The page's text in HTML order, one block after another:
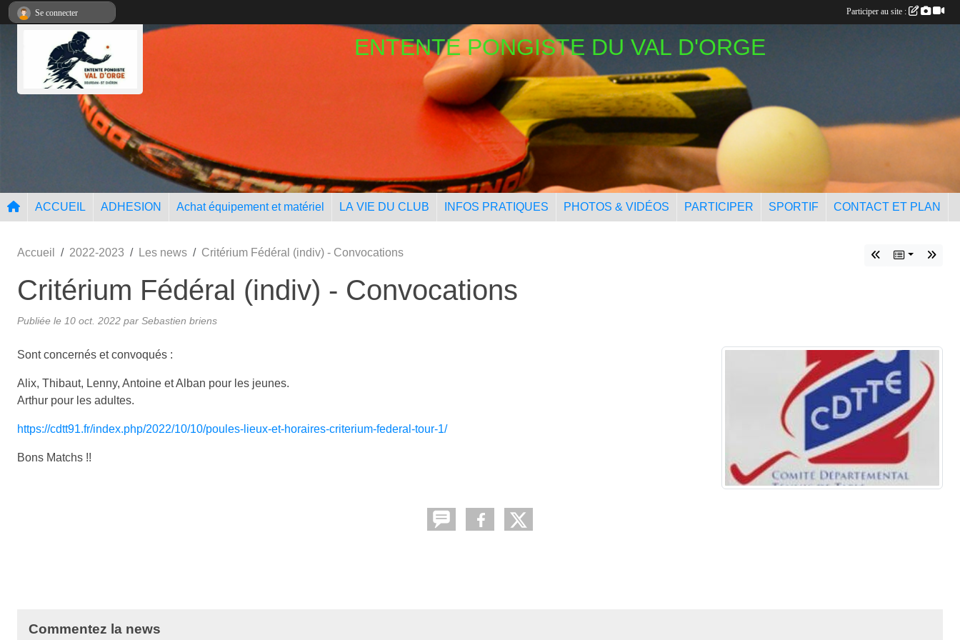
ENTENTE PONGISTE DU VAL D'ORGE
ACCUEIL ADHESION Achat équipement et matériel LA VIE DU CLUB INFOS PRATIQUES PHOTOS & VIDÉOS PARTICIPER SPORTIF CONTACT ET PLAN
Accueil 2022-2023 Les news Critérium Fédéral (indiv) - Convocations
Critérium Fédéral (indiv) - Convocations
Publiée le 10 oct. 2022 par Sebastien briens
Sont concernés et convoqués :
Alix, Thibaut, Lenny, Antoine et Alban pour les jeunes.
Arthur pour les adultes.
https://cdtt91.fr/index.php/2022/10/10/poules-lieux-et-horaires-criterium-federal-tour-1/
Bons Matchs !!
Commentez la news
Se connecter Participer au site :
Panneau de gestion des cookies